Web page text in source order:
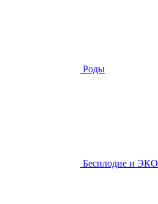
Роды
Бесплодие и ЭКО